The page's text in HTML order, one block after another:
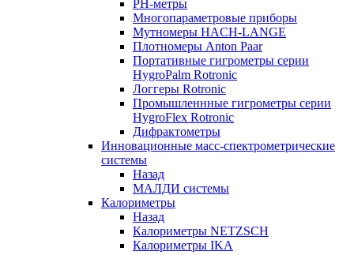
РH-метры
Многопараметровые приборы
Мутномеры HACH-LANGE
Плотномеры Anton Paar
Портативные гигрометры серии
HygroPalm Rotronic
Логгеры Rotronic
Промышленнные гигрометры серии
HygroFlex Rotronic
Дифрактометры
Инновационные масс-спектрометрические
системы
Назад
МАЛДИ системы
Калориметры
Назад
Калориметры NETZSCH
Калориметры IKA